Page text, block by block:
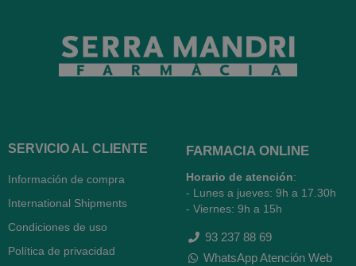
SERVICIO AL CLIENTE
Información de compra
International Shipments
Condiciones de uso
Política de privacidad
FARMACIA ONLINE
Horario de atención:
- Lunes a jueves: 9h a 17.30h
- Viernes: 9h a 15h
93 237 88 69
WhatsApp Atención Web